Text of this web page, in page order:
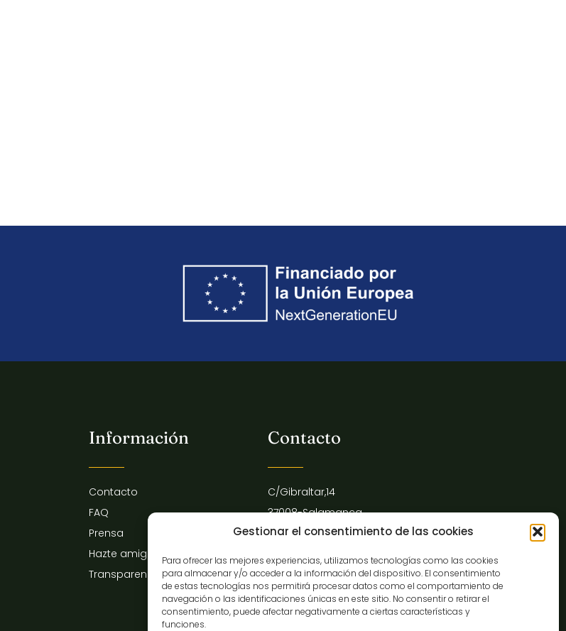
Gestionar el consentimiento de las cookies
Para ofrecer las mejores experiencias, utilizamos tecnologías como las cookies
para almacenar y/o acceder a la información del dispositivo. El consentimiento
de estas tecnologías nos permitirá procesar datos como el comportamiento de
navegación o las identificaciones únicas en este sitio. No consentir o retirar el
consentimiento, puede afectar negativamente a ciertas características y
funciones.
Información
Contacto
FAQ
Prensa
Hazte amigo del museo
Transparencia
Contacto
C/Gibraltar,14
37008-Salamanca
923 12 14 25
comunicacion@museocasalis.org